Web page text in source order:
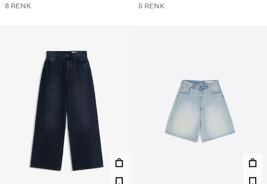
8 RENK
5 RENK